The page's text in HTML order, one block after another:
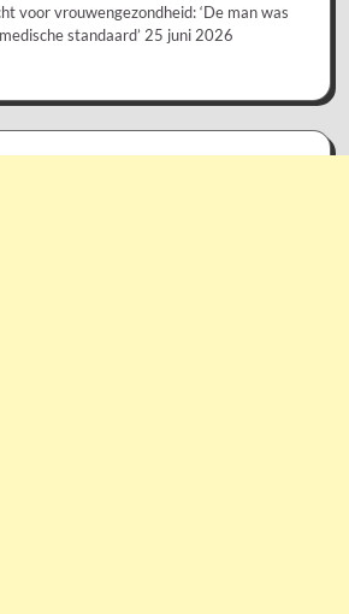
voor vrouwengezondheid: ‘De man was
standaard’ 25 juni 2026